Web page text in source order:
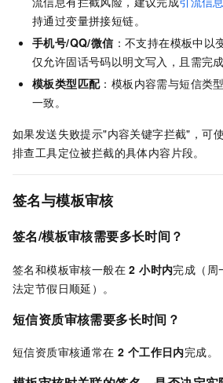
持通过变量拼接短链。
手机号/QQ/微信：不支持在模板中以
仅允许固话号码以明文写入，且需完
模板类型匹配：模板内容需与短信类
一致。
如果发送失败提示"内容关键字拦截"，可
排查工具定位被拦截的具体内容片段。
签名与模板审核
签名/模板审核需要多长时间？
签名和模板审核一般在2 小时内完成（周
法定节假日顺延）。
短信资质审核需要多长时间？
短信资质审核通常在 2 个工作日内完成。